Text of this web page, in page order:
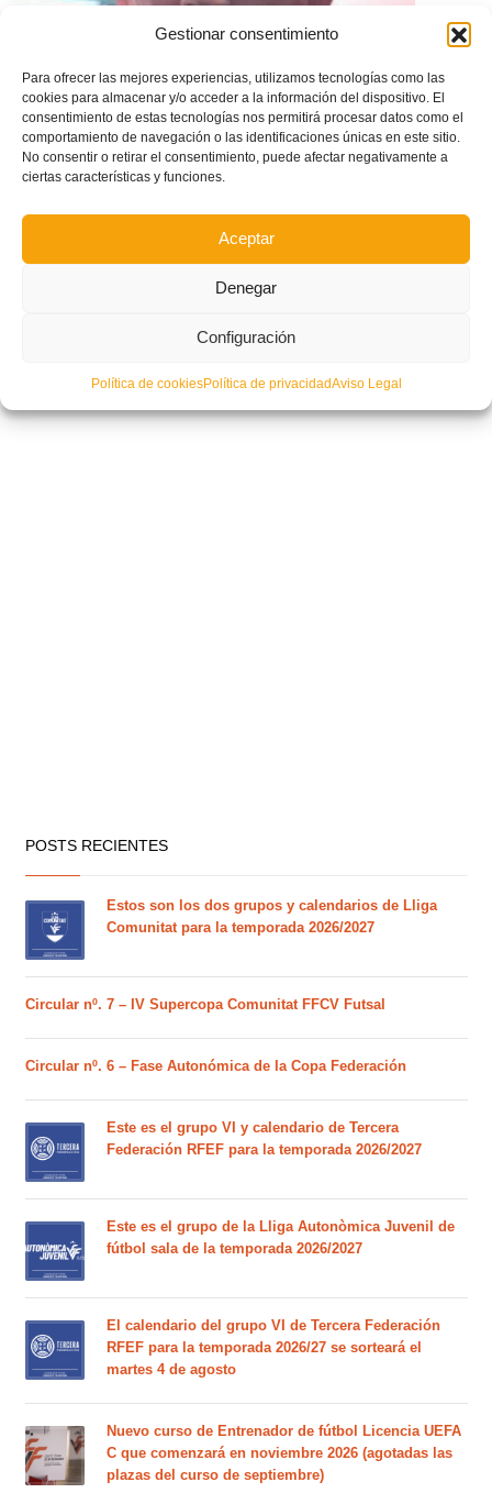
Gestionar consentimiento
Para ofrecer las mejores experiencias, utilizamos tecnologías como las
cookies para almacenar y/o acceder a la información del dispositivo. El
consentimiento de estas tecnologías nos permitirá procesar datos como el
comportamiento de navegación o las identificaciones únicas en este sitio.
No consentir o retirar el consentimiento, puede afectar negativamente a
ciertas características y funciones.
Aceptar
Denegar
Configuración
Política de cookiesPolítica de privacidadAviso Legal
Duelo por el fallecimiento del histórico jugador del CD Eldense Alfonso
Ortuño García, ‘Elios’
POSTS RECIENTES
Estos son los dos grupos y calendarios de Lliga
Comunitat para la temporada 2026/2027
Circular nº. 7 – IV Supercopa Comunitat FFCV Futsal
Circular nº. 6 – Fase Autonómica de la Copa Federación
Este es el grupo VI y calendario de Tercera
Federación RFEF para la temporada 2026/2027
Este es el grupo de la Lliga Autonòmica Juvenil de
fútbol sala de la temporada 2026/2027
El calendario del grupo VI de Tercera Federación
RFEF para la temporada 2026/27 se sorteará el
martes 4 de agosto
Nuevo curso de Entrenador de fútbol Licencia UEFA
C que comenzará en noviembre 2026 (agotadas las
plazas del curso de septiembre)